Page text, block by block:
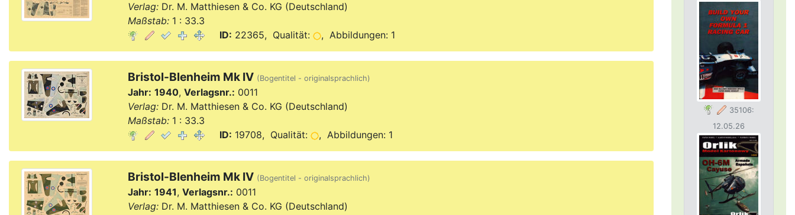
35106:
12.05.26
Verlag:Dr. M. Matthiesen & Co. KG (Deutschland)
Maßstab:1 : 33.3
ID: 22365, Qualität: , Abbildungen: 1
Bristol-Blenheim Mk IV (Bogentitel - originalsprachlich)
Jahr: 1940, Verlagsnr.: 0011
Verlag:Dr. M. Matthiesen & Co. KG (Deutschland)
Maßstab:1 : 33.3
ID: 19708, Qualität: , Abbildungen: 1
Bristol-Blenheim Mk IV (Bogentitel - originalsprachlich)
Jahr: 1941, Verlagsnr.: 0011
Verlag:Dr. M. Matthiesen & Co. KG (Deutschland)